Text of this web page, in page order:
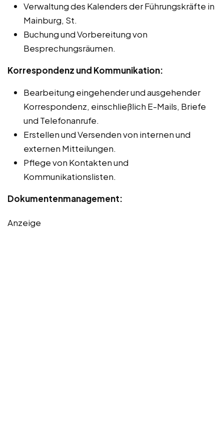
Verwaltung des Kalenders der Führungskräfte in
Mainburg, St.
Buchung und Vorbereitung von
Besprechungsräumen.
Korrespondenz und Kommunikation:
Bearbeitung eingehender und ausgehender
Korrespondenz, einschließlich E-Mails, Briefe
und Telefonanrufe.
Erstellen und Versenden von internen und
externen Mitteilungen.
Pflege von Kontakten und
Kommunikationslisten.
Dokumentenmanagement:
Anzeige